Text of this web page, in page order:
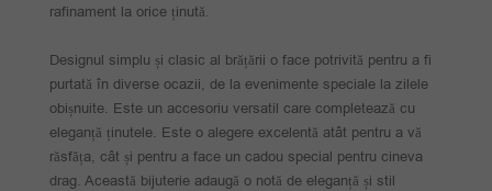
rafinament la orice ținută.
Designul simplu și clasic al brățării o face potrivită pentru a fi
purtată în diverse ocazii, de la evenimente speciale la zilele
obișnuite. Este un accesoriu versatil care completează cu
eleganță ținutele. Este o alegere excelentă atât pentru a vă
răsfăța, cât și pentru a face un cadou special pentru cineva
drag. Această bijuterie adaugă o notă de eleganță și stil